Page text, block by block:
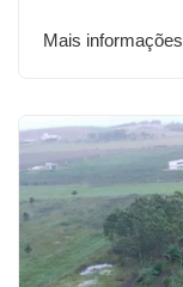
Mais informações